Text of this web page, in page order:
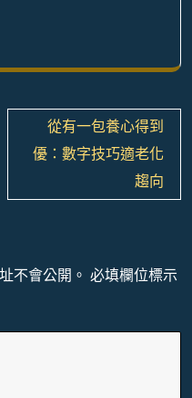
從有一包養心得到
優：數字技巧適老化
趨向
不會公開。 必填欄位標示